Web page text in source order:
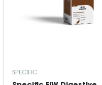
SPECIFIC